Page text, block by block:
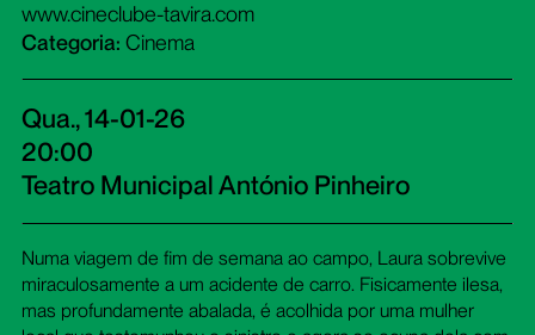
www.cineclube-tavira.com
Categoria: Cinema
Qua., 14-01-26
20:00
Teatro Municipal António Pinheiro
Numa viagem de fim de semana ao campo, Laura sobrevive
miraculosamente a um acidente de carro. Fisicamente ilesa,
mas profundamente abalada, é acolhida por uma mulher